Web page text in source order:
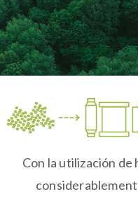
Con la utilización de